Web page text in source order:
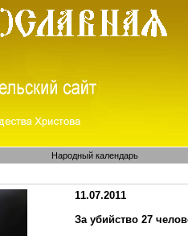
Народный календарь
11.07.2011
За убийство 27